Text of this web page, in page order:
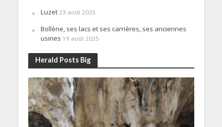
Luzet 23 août 2025
Bollène, ses lacs et ses carrières, ses anciennes
usines 19 août 2025
Herald Posts Big